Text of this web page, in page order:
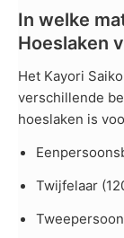
In welke
Hoeslaken
Het Kayori
verschillende
hoeslaken is
Twijfelaar